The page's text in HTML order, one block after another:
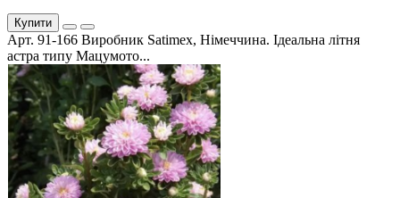
Купити
Арт. 91-166 Виробник Satimex, Німеччина. Ідеальна літня
астра типу Мацумото...